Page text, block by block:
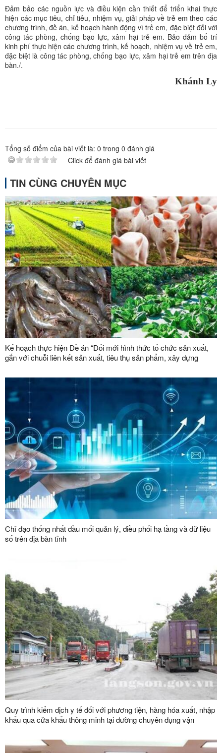
Đảm bảo các nguồn lực và điều kiện cần thiết để triển khai thực
hiện các mục tiêu, chỉ tiêu, nhiệm vụ, giải pháp về trẻ em theo các
chương trình, đề án, kế hoạch hành động vì trẻ em, đặc biệt đối với
công tác phòng, chống bạo lực, xâm hại trẻ em. Bảo đảm bố trí
kinh phí thực hiện các chương trình, kế hoạch, nhiệm vụ về trẻ em,
đặc biệt là công tác phòng, chống bạo lực, xâm hại trẻ em trên địa
bàn./.
Khánh Ly
Tổng số điểm của bài viết là: 0 trong 0 đánh giá
Click để đánh giá bài viết
TIN CÙNG CHUYÊN MỤC
Kế hoạch thực hiện Đề án “Đổi mới hình thức tổ chức sản xuất,
gắn với chuỗi liên kết sản xuất, tiêu thụ sản phẩm, xây dựng
2030”
Chỉ đạo thống nhất đầu mối quản lý, điều phối hạ tầng và dữ liệu
số trên địa bàn tỉnh
Quy trình kiểm dịch y tế đối với phương tiện, hàng hóa xuất, nhập
khẩu qua cửa khẩu thông minh tại đường chuyên dụng vận
dụng vận chuyển hàng hoá khu vực mốc 1088/2-1089 thuộc cặp
cửa khẩu quốc tế Hữu Nghị (Việt Nam) - Hữu Nghị Quan (Trung